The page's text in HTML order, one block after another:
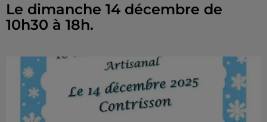
Le dimanche 14 décembre de
10h30 à 18h.